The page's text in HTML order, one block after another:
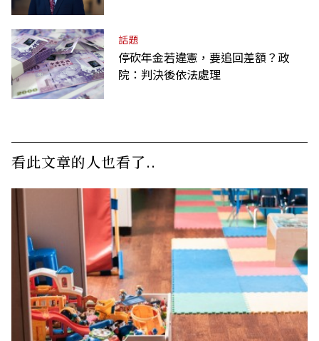
話題
停砍年金若違憲，要追回差額？政
院：判決後依法處理
看此文章的人也看了..